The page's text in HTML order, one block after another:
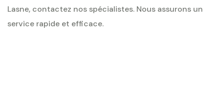
Lasne, contactez nos spécialistes. Nous assurons un
service rapide et efficace.